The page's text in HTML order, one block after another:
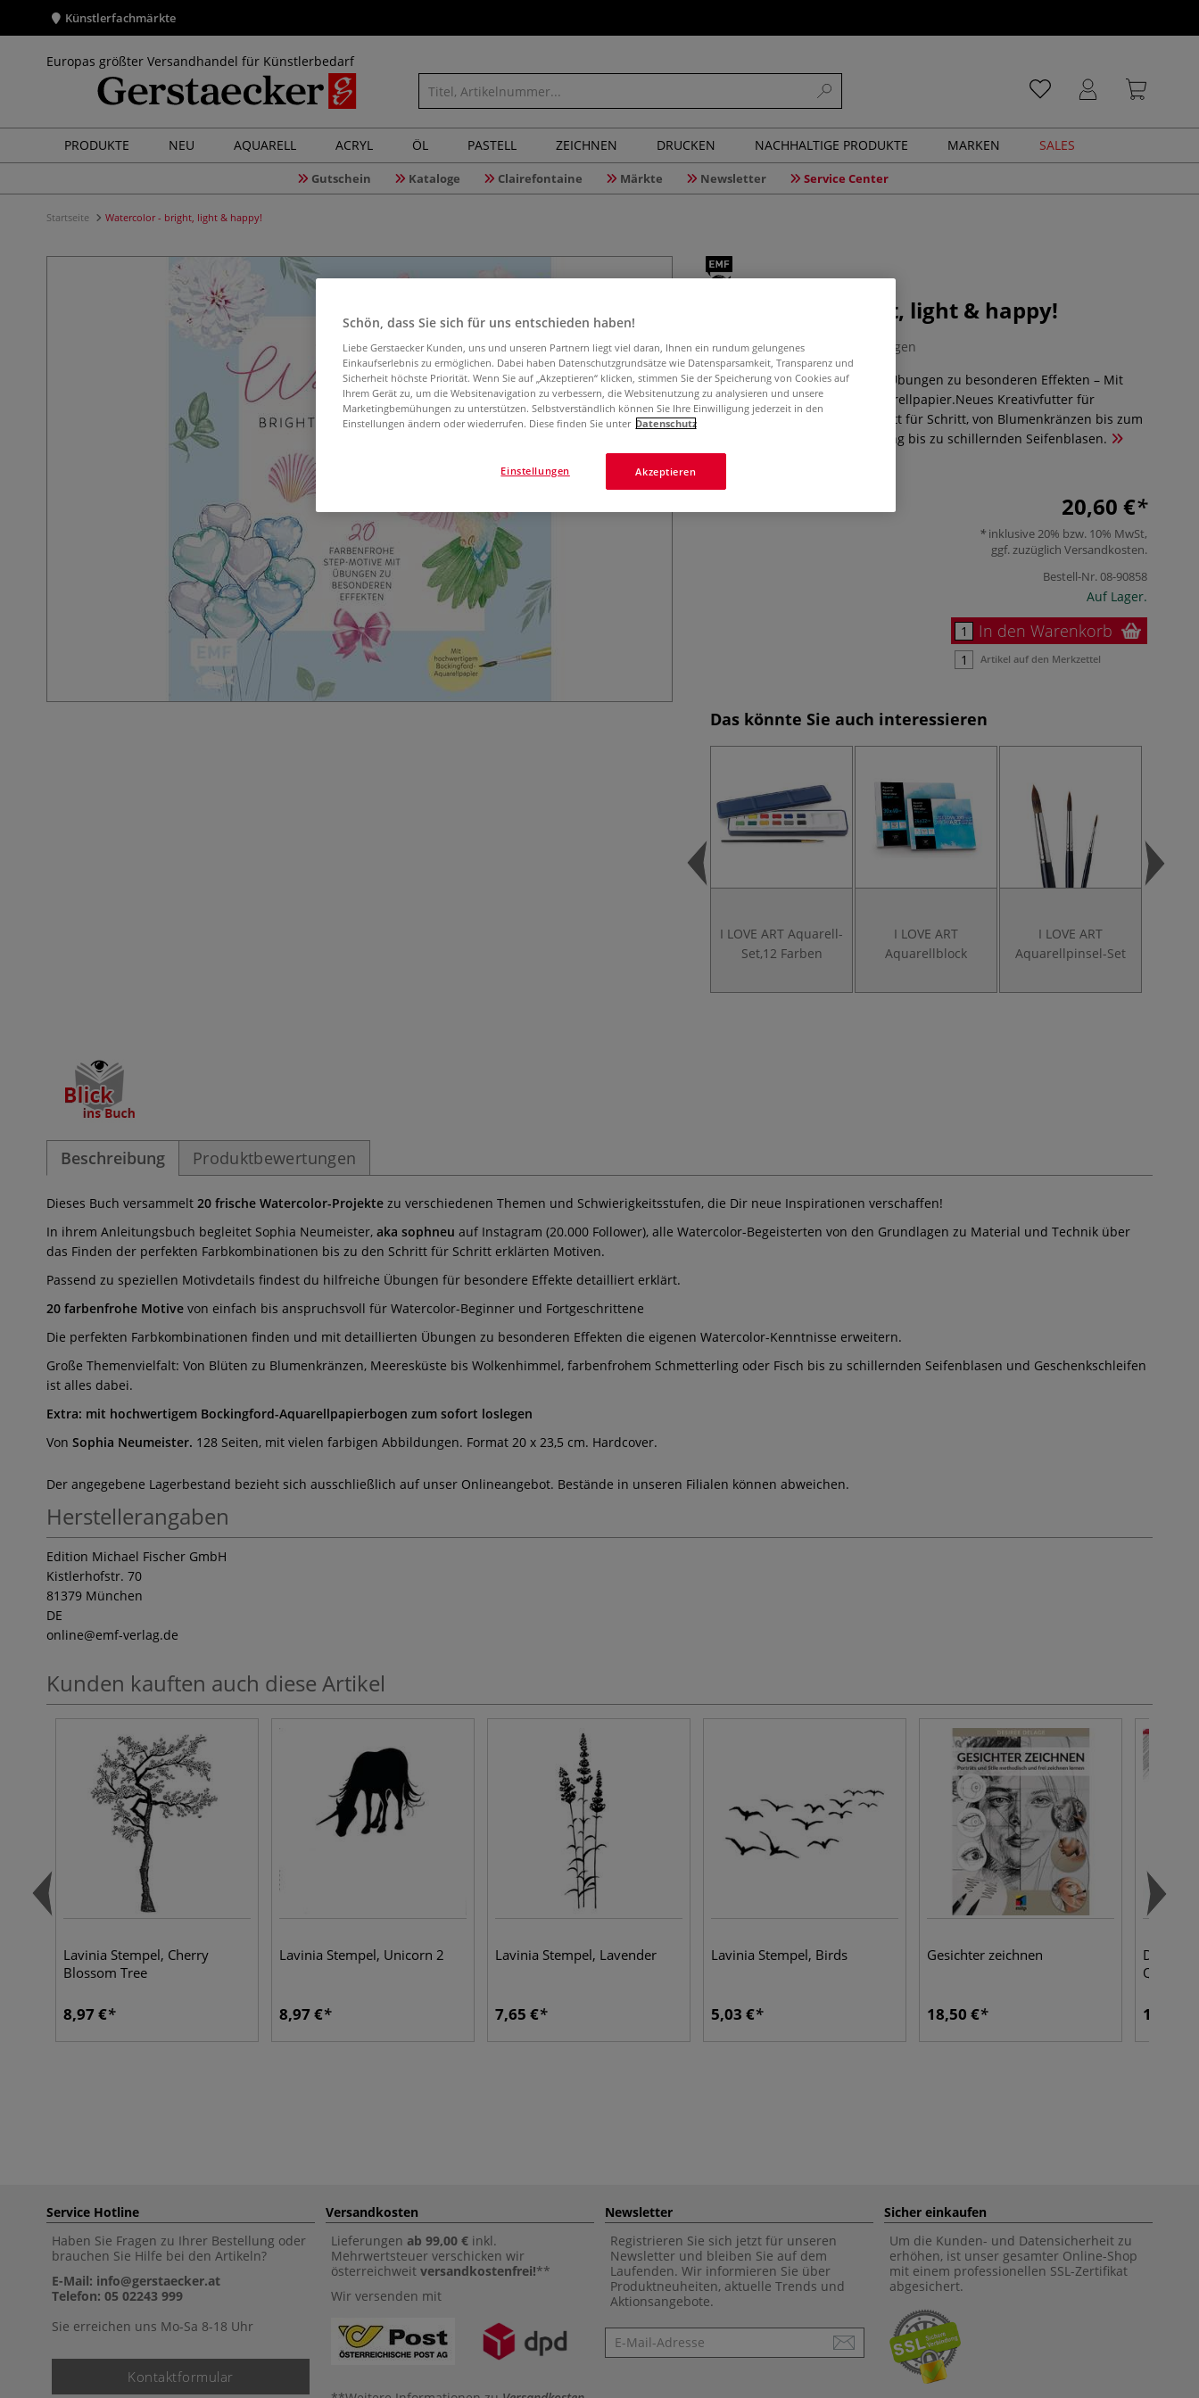
Künstlerfachmärkte
Europas größter Versandhandel für Künstlerbedarf
PRODUKTE NEU AQUARELL ACRYL ÖL PASTELL ZEICHNEN DRUCKEN NACHHALTIGE PRODUKTE MARKEN SALES
Gutschein Kataloge Clairefontaine Märkte Newsletter Service Center
Startseite Watercolor - bright, light & happy!
Watercolor - bright, light & happy!
0 Bewertungen
20 farbenfrohe Step-Motive mit Übungen zu besonderen Effekten – Mit
hochwertigem Bockingford-Aquarellpapier.Neues Kreativfutter für
Watercolor-Fans: 20 Motive Schritt für Schritt, von Blumenkränzen bis zum
Wolkenhimmel, vom Schmetterling bis zu schillernden Seifenblasen.
Mehr
20,60 €
inklusive 20% bzw. 10% MwSt,
ggf. zuzüglich Versandkosten.
Bestell-Nr.08-90858
Auf Lager.
In den Warenkorb
Artikel auf den Merkzettel
Das könnte Sie auch interessieren
I LOVE ART Aquarell-
Set,12 Farben
I LOVE ART
Aquarellblock
I LOVE ART
Aquarellpinsel-Set
Beschreibung Produktbewertungen
Dieses Buch versammelt 20 frische Watercolor-Projekte zu verschiedenen Themen und Schwierigkeitsstufen, die Dir neue Inspirationen verschaffen!
In ihrem Anleitungsbuch begleitet Sophia Neumeister, aka sophneu auf Instagram (20.000 Follower), alle Watercolor-Begeisterten von den Grundlagen zu Material und Technik über
das Finden der perfekten Farbkombinationen bis zu den Schritt für Schritt erklärten Motiven.
Passend zu speziellen Motivdetails findest du hilfreiche Übungen für besondere Effekte detailliert erklärt.
20 farbenfrohe Motive von einfach bis anspruchsvoll für Watercolor-Beginner und Fortgeschrittene
Die perfekten Farbkombinationen finden und mit detaillierten Übungen zu besonderen Effekten die eigenen Watercolor-Kenntnisse erweitern.
Große Themenvielfalt: Von Blüten zu Blumenkränzen, Meeresküste bis Wolkenhimmel, farbenfrohem Schmetterling oder Fisch bis zu schillernden Seifenblasen und Geschenkschleifen
ist alles dabei.
Extra: mit hochwertigem Bockingford-Aquarellpapierbogen zum sofort loslegen
Von Sophia Neumeister. 128 Seiten, mit vielen farbigen Abbildungen. Format 20 x 23,5 cm. Hardcover.
Der angegebene Lagerbestand bezieht sich ausschließlich auf unser Onlineangebot. Bestände in unseren Filialen können abweichen.
Herstellerangaben
Edition Michael Fischer GmbH
Kistlerhofstr. 70
81379 München
DE
online@emf-verlag.de
Kunden kauften auch diese Artikel
Lavinia Stempel, Cherry
Blossom Tree
8,97 €
Lavinia Stempel, Unicorn 2
8,97 €
Lavinia Stempel, Lavender
7,65 €
Lavinia Stempel, Birds
5,03 €
Gesichter zeichnen
18,50 €
Die
Quick-
12,40 €
Service Hotline
Haben Sie Fragen zu Ihrer Bestellung oder
brauchen Sie Hilfe bei den Artikeln?
E-Mail: info@gerstaecker.at
Telefon: 05 02243 999
Sie erreichen uns Mo-Sa 8-18 Uhr
Kontaktformular
Versandkosten
Lieferungen ab 99,00 € inkl.
Mehrwertsteuer verschicken wir
österreichweit versandkostenfrei!**
Wir versenden mit
Newsletter
Registrieren Sie sich jetzt für unseren
Newsletter und bleiben Sie auf dem
Laufenden. Wir informieren Sie über
Produktneuheiten, aktuelle Trends und
Aktionsangebote.
Newsletter
Sicher einkaufen
Um die Kunden- und Datensicherheit zu
erhöhen, ist unser gesamter Online-Shop
mit einem professionellen SSL-Zertifikat
abgesichert.
Schön, dass Sie sich für uns entschieden haben!
Liebe Gerstaecker Kunden, uns und unseren Partnern liegt viel daran, Ihnen ein rundum gelungenes
Einkaufserlebnis zu ermöglichen. Dabei haben Datenschutzgrundsätze wie Datensparsamkeit, Transparenz und
Sicherheit höchste Priorität. Wenn Sie auf „Akzeptieren“ klicken, stimmen Sie der Speicherung von Cookies auf
Ihrem Gerät zu, um die Websitenavigation zu verbessern, die Websitenutzung zu analysieren und unsere
Marketingbemühungen zu unterstützen. Selbstverständlich können Sie Ihre Einwilligung jederzeit in den
Einstellungen ändern oder wiederrufen. Diese finden Sie unter Datenschutz
Akzeptieren
Einstellungen